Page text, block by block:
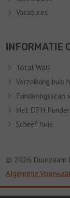
Vacatures
INFORMATIE
Total Wall
Verzakking huis
Het DFH
Scheef huis
© 2026 Duurzaam
Algemene